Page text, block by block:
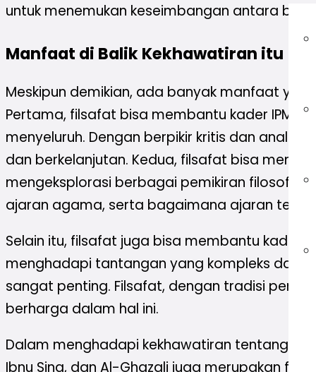
untuk menemukan keseimbangan antara
Manfaat di Balik Kekhawatiran itu
Meskipun demikian, ada banyak manfaat
Pertama, filsafat bisa membantu kader IPM
menyeluruh. Dengan berpikir kritis dan
dan berkelanjutan. Kedua, filsafat bisa
mengeksplorasi berbagai pemikiran filosofis,
ajaran agama, serta bagaimana ajaran
Selain itu, filsafat juga bisa membantu kader
menghadapi tantangan yang kompleks dan
sangat penting. Filsafat, dengan tradisi
berharga dalam hal ini.
Dalam menghadapi kekhawatiran tentang
Ibnu Sina, dan Al-Ghazali juga merupakan